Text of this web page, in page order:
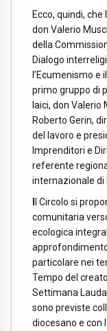
Ecco, quindi,
don Valerio
della
Dialogo
l’Ecumenismo e
primo gruppo di
laici, don Valerio
Roberto Gerin,
del lavoro e
Imprenditori e
referente
internazionale di
l Circolo si
comunitaria
ecologica
particolare nei
Tempo del
Settimana
sono previste
diocesano e con